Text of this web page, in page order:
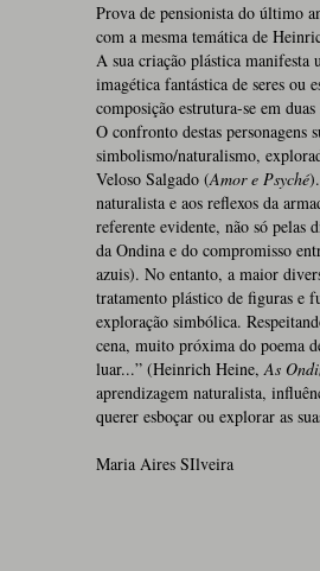
Prova de pensionista do último
com a mesma temática de
A sua criação plástica manifesta
imagética fantástica de seres ou
composição estrutura-se em
O confronto destas
simbolismo/naturalismo,
Veloso Salgado (Amor e Psyché
naturalista e aos reflexos da
referente evidente, não só pelas
da Ondina e do compromisso
azuis). No entanto, a maior
tratamento plástico de figuras e
exploração simbólica.
cena, muito próxima do poema
luar...” (Heinrich Heine,As
aprendizagem naturalista,
querer esboçar ou explorar as
Maria Aires SIlveira